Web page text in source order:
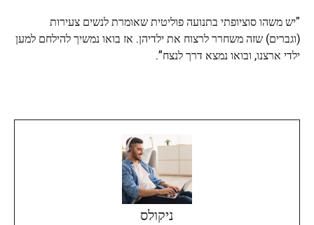
"יש משהו סוציופתי בתנועה פוליטית שאומרת לנשים צעירות
(וגברים) שזה משחרר לרצוח את ילדיהן. אז בואו נמשיך להילחם למען
ילדי ארצנו, ובואו נמצא דרך לנצח”.
ניקולס